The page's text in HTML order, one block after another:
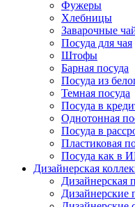
Фужеры
Хлебницы
Заварочные
Посуда для чая
Штофы
Барная посуда
Посуда из
Темная посуда
Посуда в
Однотонная
Посуда в
Пластиковая
Посуда как в
Дизайнерская
Дизайнерская
Дизайнерские